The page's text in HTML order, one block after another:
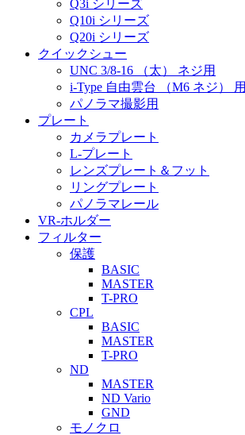
Q3i シリーズ
Q10i シリーズ
Q20i シリーズ
クイックシュー
UNC 3/8-16 （太） ネジ用
i-Type 自由雲台 （M6 ネジ） 用
パノラマ撮影用
プレート
カメラプレート
L-プレート
レンズプレート＆フット
リングプレート
パノラマレール
VR-ホルダー
フィルター
保護
BASIC
MASTER
T-PRO
CPL
BASIC
MASTER
T-PRO
ND
MASTER
ND Vario
GND
モノクロ